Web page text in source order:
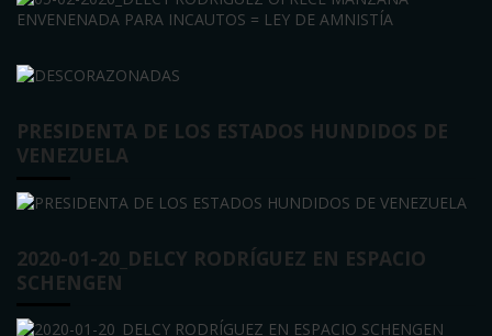
PRESIDENTA DE LOS ESTADOS HUNDIDOS DE
VENEZUELA
2020-01-20_DELCY RODRÍGUEZ EN ESPACIO
SCHENGEN